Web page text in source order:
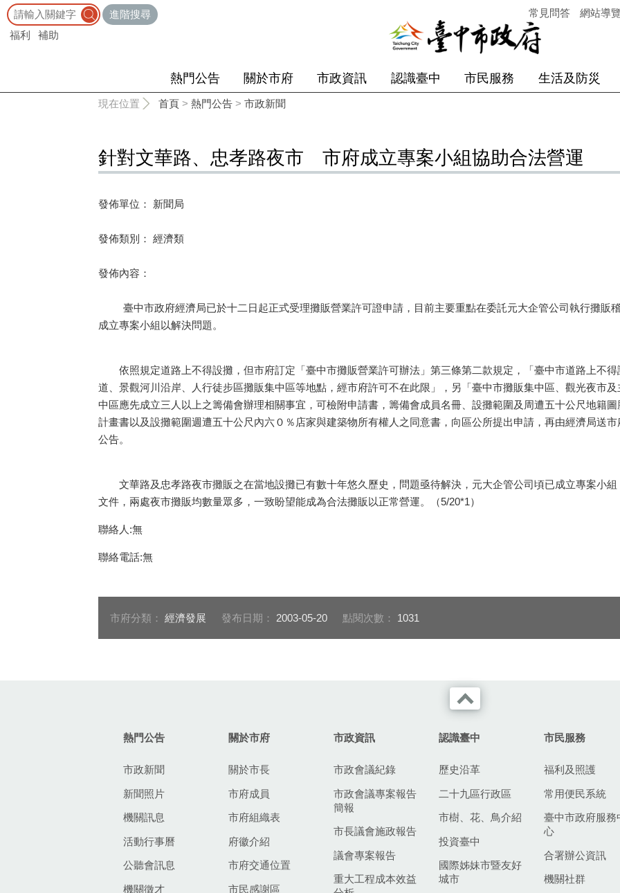
進階搜尋
福利
補助
常見問答 網站導
熱門公告 關於市府 市政資訊 認識臺中 市民服務 生活及防災
現在位置 首頁 > 熱門公告 > 市政新聞
針對文華路、忠孝路夜市 市府成立專案小組協助合法營運
發佈單位： 新聞局
發佈類別： 經濟類
發佈內容：
臺中市政府經濟局已於十二日起正式受理攤販營業許可證申請，目前主要重點在委託元大企管公司執行攤販
成立專案小組以解決問題。
依照規定道路上不得設攤，但市府訂定「臺中市攤販營業許可辦法」第三條第二款規定，「臺中市道路上不得
道、景觀河川沿岸、人行徒步區攤販集中區等地點，經市府許可不在此限」，另「臺中市攤販集中區、觀光夜市
中區應先成立三人以上之籌備會辦理相關事宜，可檢附申請書，籌備會成員名冊、設攤範圍及周遭五十公尺地籍
計畫書以及設攤範圍週遭五十公尺內六０％店家與建築物所有權人之同意書，向區公所提出申請，再由經濟局送
公告。
文華路及忠孝路夜市攤販之在當地設攤已有數十年悠久歷史，問題亟待解決，元大企管公司頃已成立專案小組
文件，兩處夜市攤販均數量眾多，一致盼望能成為合法攤販以正常營運。（5/20*1）
聯絡人:無
聯絡電話:無
市府分類： 經濟發展 發布日期： 2003-05-20 點閱次數： 1031
熱門公告
市政新聞
新聞照片
機關訊息
活動行事曆
公聽會訊息
機關徵才
關於市府
關於市長
市府成員
市府組織表
府徽介紹
市府交通位置
市民感謝區
市政資訊
市政會議紀錄
市政會議專案報告
簡報
市長議會施政報告
議會專案報告
重大工程成本效益
認識臺中
歷史沿革
二十九區行政區
市樹、花、鳥介紹
投資臺中
國際姊妹市暨友好
城市
市民服務
福利及照護
常用便民系統
臺中市政府服務
心
合署辦公資訊
機關社群